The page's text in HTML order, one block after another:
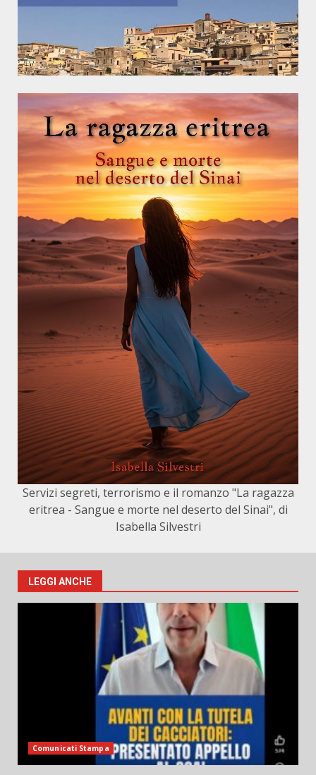
Servizi segreti, terrorismo e il romanzo "La ragazza
eritrea - Sangue e morte nel deserto del Sinai", di
Isabella Silvestri
LEGGI ANCHE
Comunicati Stampa